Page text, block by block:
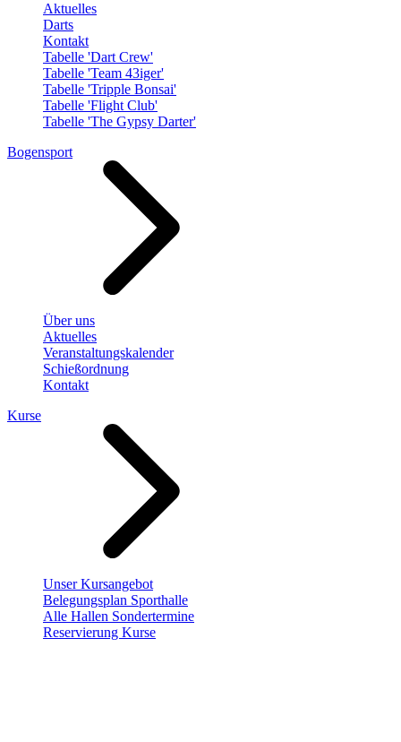
Aktuelles
Darts
Kontakt
Tabelle 'Dart Crew'
Tabelle 'Team 43iger'
Tabelle 'Tripple Bonsai'
Tabelle 'Flight Club'
Tabelle 'The Gypsy Darter'
Bogensport
Über uns
Aktuelles
Veranstaltungskalender
Schießordnung
Kontakt
Kurse
Unser Kursangebot
Belegungsplan Sporthalle
Alle Hallen Sondertermine
Reservierung Kurse